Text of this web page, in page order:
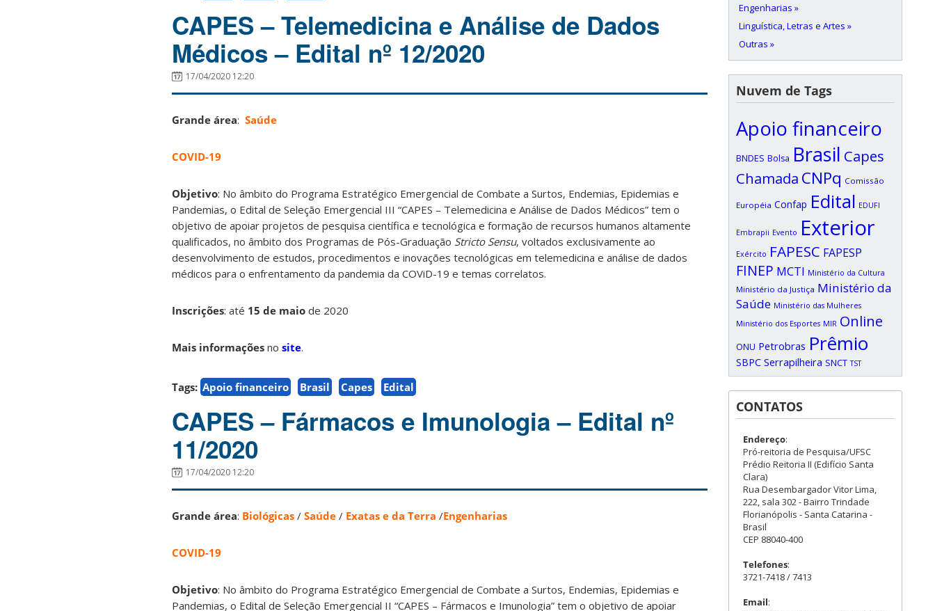
CAPES – Telemedicina e Análise de Dados
Médicos – Edital nº 12/2020
17/04/2020 12:20
Grande área: Saúde
COVID-19
Objetivo: No âmbito do Programa Estratégico Emergencial de Combate a Surtos, Endemias, Epidemias e
Pandemias, o Edital de Seleção Emergencial III “CAPES – Telemedicina e Análise de Dados Médicos” tem o
objetivo de apoiar projetos de pesquisa científica e tecnológica e formação de recursos humanos altamente
qualificados, no âmbito dos Programas de Pós-Graduação Stricto Sensu, voltados exclusivamente ao
desenvolvimento de estudos, procedimentos e inovações tecnológicas em telemedicina e análise de dados
médicos para o enfrentamento da pandemia da COViD-19 e temas correlatos.
Inscrições: até 15 de maio de 2020
Mais informações no site.
Tags: Apoio financeiro Brasil Capes Edital
CAPES – Fármacos e Imunologia – Edital nº
11/2020
17/04/2020 12:20
Grande área: Biológicas / Saúde / Exatas e da Terra /Engenharias
COVID-19
Objetivo: No âmbito do Programa Estratégico Emergencial de Combate a Surtos, Endemias, Epidemias e
Pandemias, o Edital de Seleção Emergencial II “CAPES – Fármacos e Imunologia” tem o objetivo de apoiar
Engenharias »
Linguística, Letras e Artes »
Outras »
Nuvem de Tags
Apoio financeiro
BNDES Bolsa Brasil Capes
Chamada CNPq Comissão
Européia Confap Edital EDUFI
Embrapii Evento Exterior
Exército FAPESC FAPESP
FINEP MCTI Ministério da Cultura
Ministério da Justiça Ministério da
Saúde Ministério das Mulheres
Ministério dos Esportes MIR Online
ONU Petrobras Prêmio
SBPC Serrapilheira SNCT TST
CONTATOS
Endereço:
Pró-reitoria de Pesquisa/UFSC
Prédio Reitoria II (Edifício Santa
Clara)
Rua Desembargador Vitor Lima,
222, sala 302 - Bairro Trindade
Florianópolis - Santa Catarina -
Brasil
CEP 88040-400
Telefones:
3721-7418 / 7413
Email: